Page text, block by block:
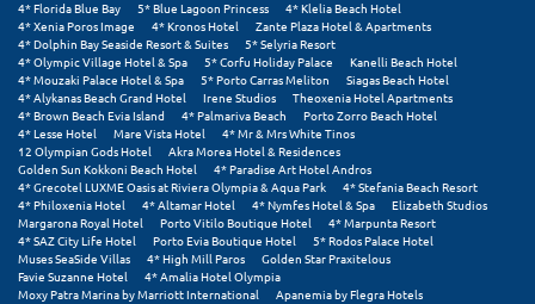
Υ
Ύδρα
Φ
Φιλιατρά Μεσσηνίας
Φλώρινα
Φοινικούντα
4* Florida Blue Bay
5* Blue Lagoon Princess
4* Klelia Beach Hotel
4* Xenia Poros Image
4* Kronos Hotel
Zante Plaza Hotel & Apartments
4* Dolphin Bay Seaside Resort & Suites
5* Selyria Resort
4* Olympic Village Hotel & Spa
5* Corfu Holiday Palace
Kanelli Beach Hotel
4* Mouzaki Palace Hotel & Spa
5* Porto Carras Meliton
Siagas Beach Hotel
4* Alykanas Beach Grand Hotel
Irene Studios
Theoxenia Hotel Apartments
4* Brown Beach Evia Island
4* Palmariva Beach
Porto Zorro Beach Hotel
4* Lesse Hotel
Mare Vista Hotel
4* Mr & Mrs White Tinos
12 Olympian Gods Hotel
Akra Morea Hotel & Residences
Golden Sun Kokkoni Beach Hotel
4* Paradise Art Hotel Andros
4* Grecotel LUXME Oasis at Riviera Olympia & Aqua Park
4* Stefania Beach Resort
4* Philoxenia Hotel
4* Altamar Hotel 4* Nymfes Hotel & Spa
Elizabeth Studios
Margarona Royal Hotel
Porto Vitilo Boutique Hotel
4* Marpunta Resort
4* SAZ City Life Hotel
Porto Evia Boutique Hotel
5* Rodos Palace Hotel
Muses SeaSide Villas
4* High Mill Paros
Golden Star Praxitelous
Favie Suzanne Hotel
4* Amalia Hotel Olympia
Moxy Patra Marina by Marriott International
Apanemia by Flegra Hotels